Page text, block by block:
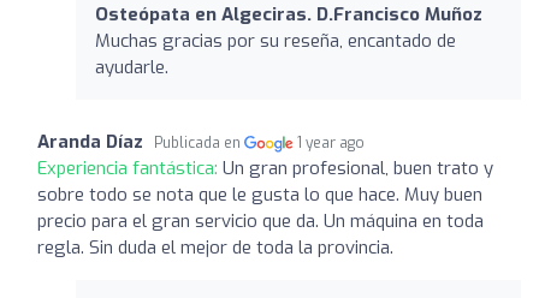
Osteópata en Algeciras. D.Francisco Muñoz
Muchas gracias por su reseña, encantado de
ayudarle.
Aranda Díaz Publicada en 1 year ago
Experiencia fantástica: Un gran profesional, buen trato y
sobre todo se nota que le gusta lo que hace. Muy buen
precio para el gran servicio que da. Un máquina en toda
regla. Sin duda el mejor de toda la provincia.